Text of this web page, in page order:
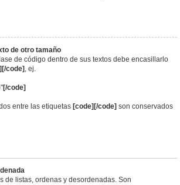
de otro tamaño
de código dentro de sus textos debe encasillarlo
code] , ej.
[/code]
entre las etiquetas [code][/code] son conservados
de listas, ordenas y desordenadas. Son